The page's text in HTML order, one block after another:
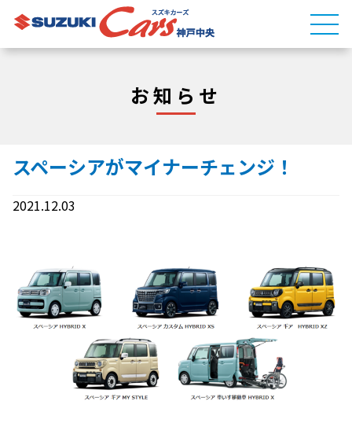
お知らせ
スペーシアがマイナーチェンジ！
2021.12.03